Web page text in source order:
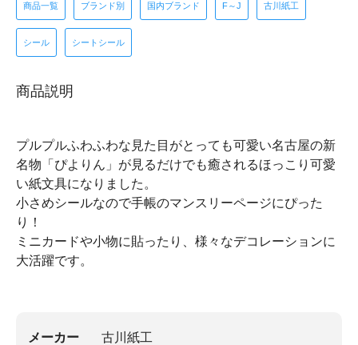
商品一覧 ブランド別 国内ブランド F～J 古川紙工
シール シートシール
商品説明
プルプルふわふわな見た目がとっても可愛い名古屋の新
名物「ぴよりん」が見るだけでも癒されるほっこり可愛
い紙文具になりました。
小さめシールなので手帳のマンスリーページにぴった
り！
ミニカードや小物に貼ったり、様々なデコレーションに
大活躍です。
メーカー 古川紙工